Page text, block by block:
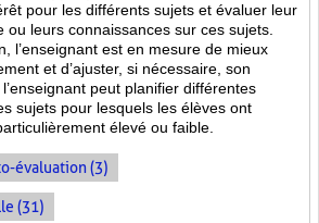
pour les différents sujets et évaluer leur
ou leurs connaissances sur ces sujets.
l’enseignant est en mesure de mieux
et d’ajuster, si nécessaire, son
peut planifier différentes
sujets pour lesquels les élèves ont
élevé ou faible.
évaluation (3)
(31)